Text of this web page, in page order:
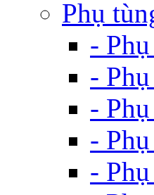
Phụ
-
-
-
-
-